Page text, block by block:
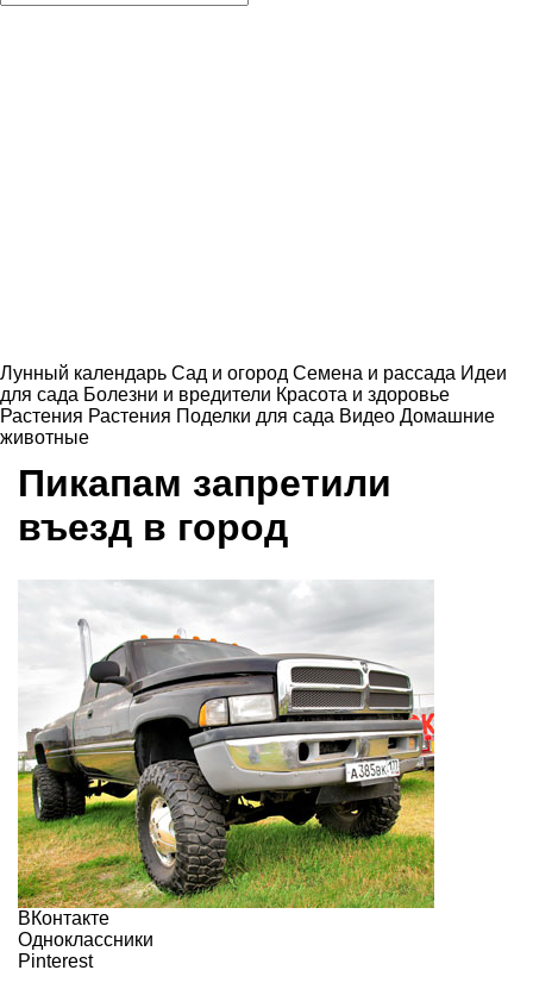
Лунный календарь Сад и огород Семена и рассада Идеи
для сада Болезни и вредители Красота и здоровье
Растения Растения Поделки для сада Видео Домашние
животные
Пикапам запретили
въезд в город
ВКонтакте
Одноклассники
Pinterest